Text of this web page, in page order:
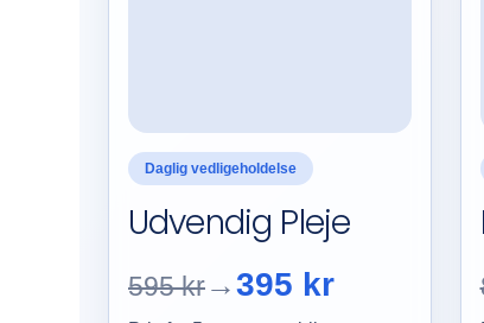
Daglig vedligeholdelse
Udvendig Pleje
595 kr→395 kr